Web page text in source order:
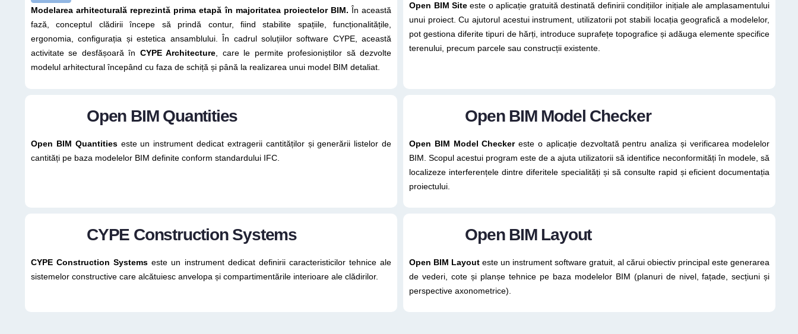
Modelarea arhitecturală reprezintă prima etapă în majoritatea proiectelor BIM. În această
fază, conceptul clădirii începe să prindă contur, fiind stabilite spațiile, funcționalitățile,
ergonomia, configurația și estetica ansamblului. În cadrul soluțiilor software CYPE, această
activitate se desfășoară în CYPE Architecture, care le permite profesioniștilor să dezvolte
modelul arhitectural începând cu faza de schiță și până la realizarea unui model BIM detaliat.
Open BIM Site este o aplicație gratuită destinată definirii condițiilor inițiale ale amplasamentului
unui proiect. Cu ajutorul acestui instrument, utilizatorii pot stabili locația geografică a modelelor,
pot gestiona diferite tipuri de hărți, introduce suprafețe topografice și adăuga elemente specifice
terenului, precum parcele sau construcții existente.
Open BIM Quantities
Open BIM Quantitieseste un instrument dedicat extragerii cantităților și generării listelor de
cantități pe baza modelelor BIM definite conform standardului IFC.
Open BIM Model Checker
Open BIM Model Checkereste o aplicație dezvoltată pentru analiza și verificarea modelelor
BIM. Scopul acestui program este de a ajuta utilizatorii să identifice neconformități în modele, să
localizeze interferențele dintre diferitele specialități și să consulte rapid și eficient documentația
proiectului.
CYPE Construction Systems
CYPE Construction Systems este un instrument dedicat definirii caracteristicilor tehnice ale
sistemelor constructive care alcătuiesc anvelopa și compartimentările interioare ale clădirilor.
Open BIM Layout
Open BIM Layout este un instrument software gratuit, al cărui obiectiv principal este generarea
de vederi, cote și planșe tehnice pe baza modelelor BIM (planuri de nivel, fațade, secțiuni și
perspective axonometrice).